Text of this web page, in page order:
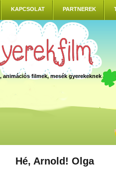
KAPCSOLAT PARTNEREK
animációs filmek, mesék gyerekeknek
Hé, Arnold! Olga